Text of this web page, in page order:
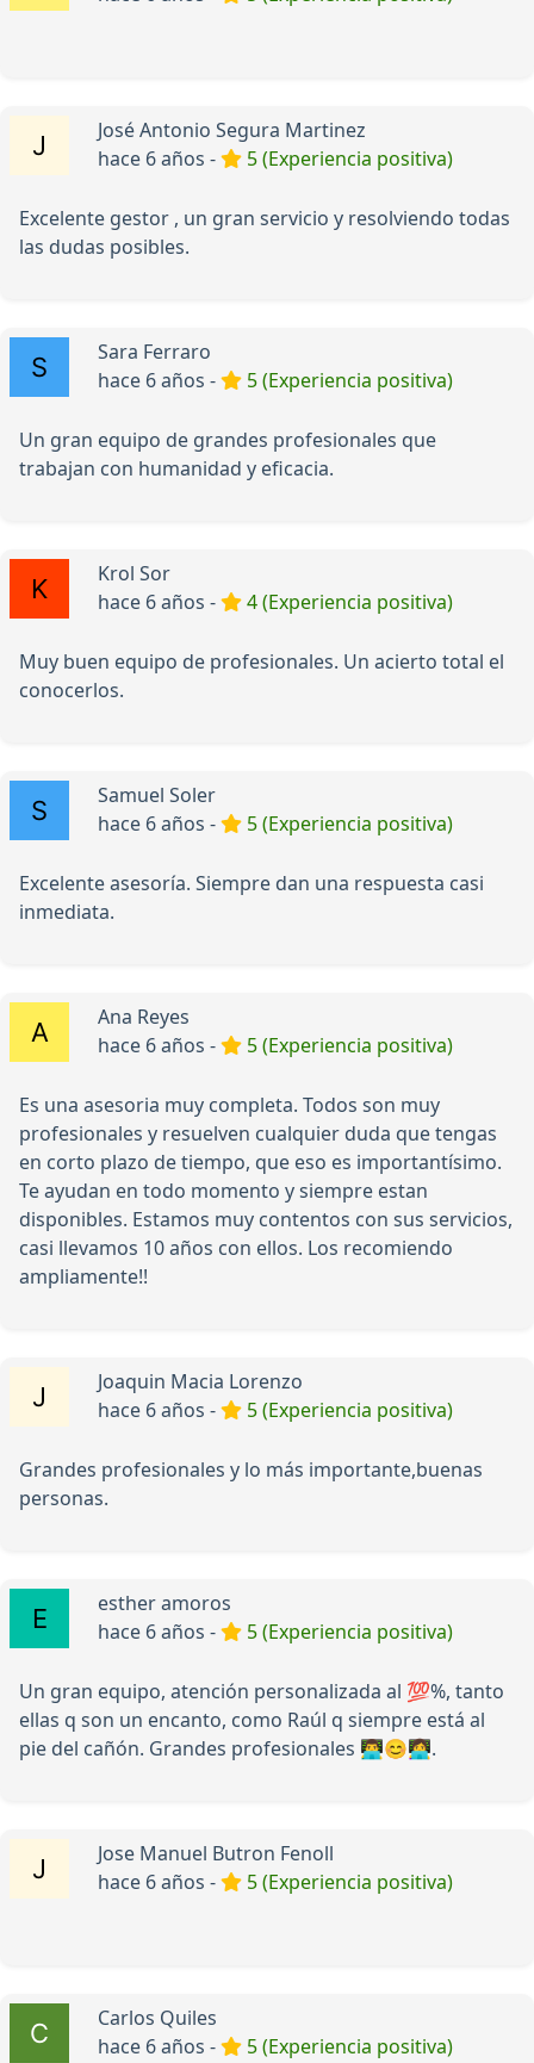
José Antonio Segura Martinez
hace 6 años -
5 (Experiencia positiva)
Excelente gestor , un gran servicio y resolviendo todas
las dudas posibles.
Sara Ferraro
hace 6 años -
5 (Experiencia positiva)
Un gran equipo de grandes profesionales que
trabajan con humanidad y eficacia.
Krol Sor
hace 6 años -
4 (Experiencia positiva)
Muy buen equipo de profesionales. Un acierto total el
conocerlos.
Samuel Soler
hace 6 años -
5 (Experiencia positiva)
Excelente asesoría. Siempre dan una respuesta casi
inmediata.
Ana Reyes
hace 6 años -
5 (Experiencia positiva)
Es una asesoria muy completa. Todos son muy
profesionales y resuelven cualquier duda que tengas
en corto plazo de tiempo, que eso es importantísimo.
Te ayudan en todo momento y siempre estan
disponibles. Estamos muy contentos con sus servicios,
casi llevamos 10 años con ellos. Los recomiendo
ampliamente!!
Joaquin Macia Lorenzo
hace 6 años -
5 (Experiencia positiva)
Grandes profesionales y lo más importante,buenas
personas.
esther amoros
hace 6 años -
5 (Experiencia positiva)
Un gran equipo, atención personalizada al 💯%, tanto
ellas q son un encanto, como Raúl q siempre está al
pie del cañón. Grandes profesionales 👨‍💻😊👩‍💻.
Jose Manuel Butron Fenoll
hace 6 años -
5 (Experiencia positiva)
Carlos Quiles
hace 6 años -
5 (Experiencia positiva)